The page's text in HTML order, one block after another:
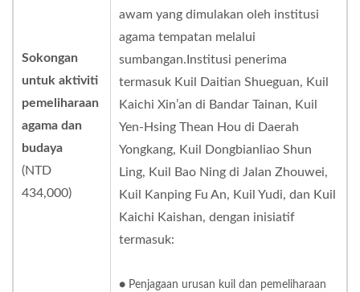
Sokongan
untuk aktiviti
pemeliharaan
agama dan
budaya
(NTD
434,000)
awam yang dimulakan oleh institusi
agama tempatan melalui
sumbangan.Institusi penerima
termasuk Kuil Daitian Shueguan, Kuil
Kaichi Xin’an di Bandar Tainan, Kuil
Yen-Hsing Thean Hou di Daerah
Yongkang, Kuil Dongbianliao Shun
Ling, Kuil Bao Ning di Jalan Zhouwei,
Kuil Kanping Fu An, Kuil Yudi, dan Kuil
Kaichi Kaishan, dengan inisiatif
termasuk:
● Penjagaan urusan kuil dan pemeliharaan